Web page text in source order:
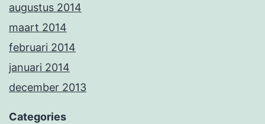
augustus 2014
maart 2014
februari 2014
januari 2014
december 2013
Categories